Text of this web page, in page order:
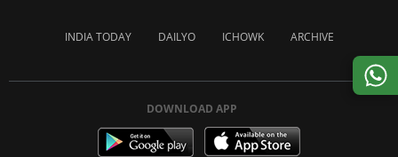
INDIA TODAY DAILYO ICHOWK ARCHIVE
DOWNLOAD APP